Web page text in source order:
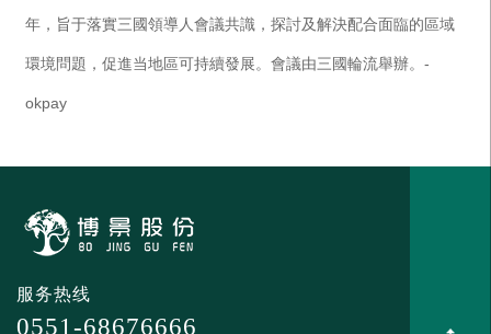
年，旨于落實三國領導人會議共識，探討及解決配合面臨的區域
環境問題，促進当地區可持續發展。會議由三國輪流舉辦。-
okpay
服务热线
0551-68676666